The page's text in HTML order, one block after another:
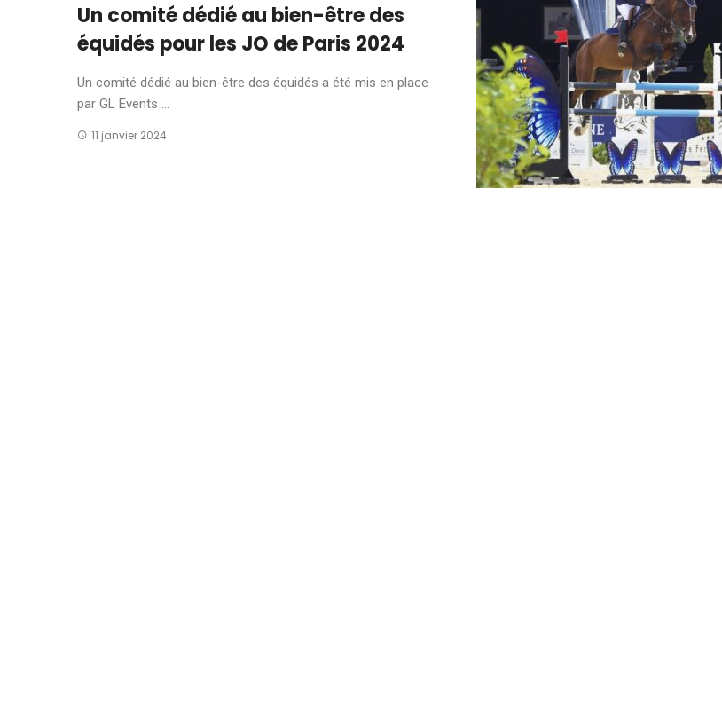
Un comité dédié au bien-être des
équidés pour les JO de Paris 2024
Un comité dédié au bien-être des équidés a été mis en place
par GL Events ...
11 janvier 2024